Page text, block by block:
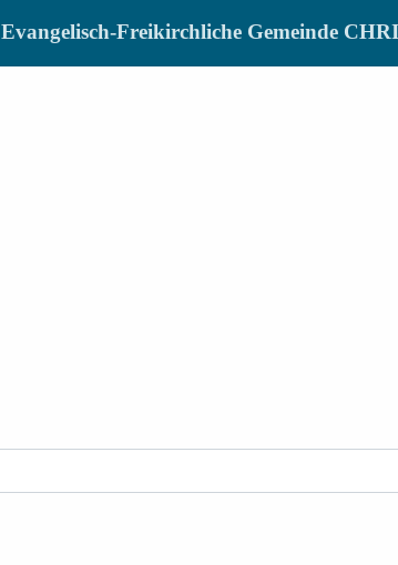
Evangelisch-Freikirchliche Gemeinde